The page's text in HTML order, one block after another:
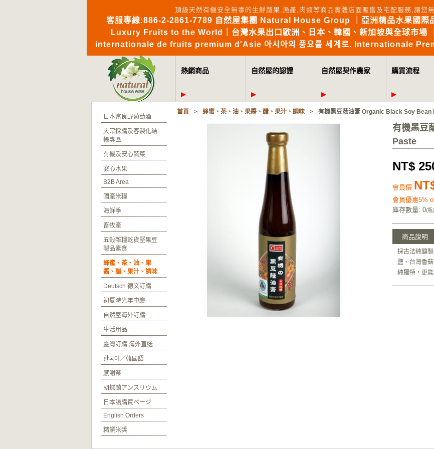
頂級天然有機安全無毒的生鮮蔬果,漁產,肉類等商品實體店面販售及宅配服務,讓
客服專線:886-2-2861-7789 自然屋集團 Natural House Group ｜亞洲精品水果國
Luxury Fruits to the World｜台灣水果出口歐洲、日本、韓國、新加坡與全球市場
internationale de fruits premium d'Asie 아시아의 풍요를 세계로. Internationale
熱銷商品 自然屋的認證 自然屋契作農家 購買流程
日本富良野葡萄酒
大宗採購及客製化結
帳專區
有機及安心蔬菜
安心水果
B2B Area
國產米糧
海鮮季
畜牧產
五穀雜糧乾貨堅果豆
製品素食
蜂蜜、茶、油、果
醬、醋、果汁、調味
Deutsch 德文訂購
初夏時光年中慶
自然屋海外訂購
生活用品
臺灣訂購 海外直送
한국어／韓國語
感謝祭
胡蝶蘭アンスリウム
日本語購買ページ
English Orders
精饌米獎
首頁 > 蜂蜜、茶、油、果醬、醋、果汁、調味 > 有機黑豆蔭油膏 Organic Black Soy Bean
有機黑豆
Paste
NT$
會員價:
會員優惠5%
庫存數量: 0(瓶)
商品說明
採古法純釀
鹽、台灣香
純獨特，更